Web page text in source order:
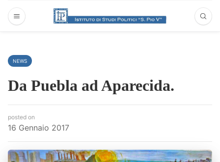
NEWS
Da Puebla ad Aparecida.
posted on
16 Gennaio 2017